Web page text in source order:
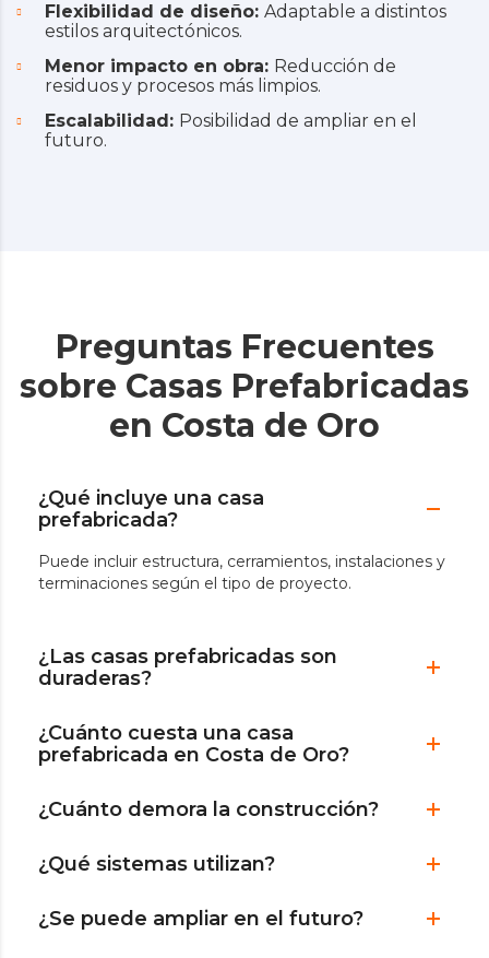
Flexibilidad de diseño: Adaptable a distintos
estilos arquitectónicos.
Menor impacto en obra: Reducción de
residuos y procesos más limpios.
Escalabilidad: Posibilidad de ampliar en el
futuro.
Preguntas Frecuentes
sobre Casas Prefabricadas
en Costa de Oro
¿Qué incluye una casa
prefabricada?
Puede incluir estructura, cerramientos, instalaciones y
terminaciones según el tipo de proyecto.
¿Las casas prefabricadas son
duraderas?
¿Cuánto cuesta una casa
prefabricada en Costa de Oro?
¿Cuánto demora la construcción?
¿Qué sistemas utilizan?
¿Se puede ampliar en el futuro?